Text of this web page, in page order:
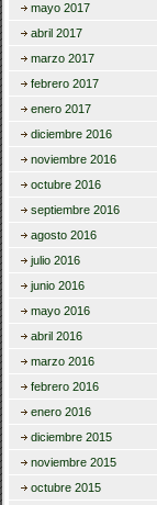
mayo 2017
abril 2017
marzo 2017
febrero 2017
enero 2017
diciembre 2016
noviembre 2016
octubre 2016
septiembre 2016
agosto 2016
julio 2016
junio 2016
mayo 2016
abril 2016
marzo 2016
febrero 2016
enero 2016
diciembre 2015
noviembre 2015
octubre 2015